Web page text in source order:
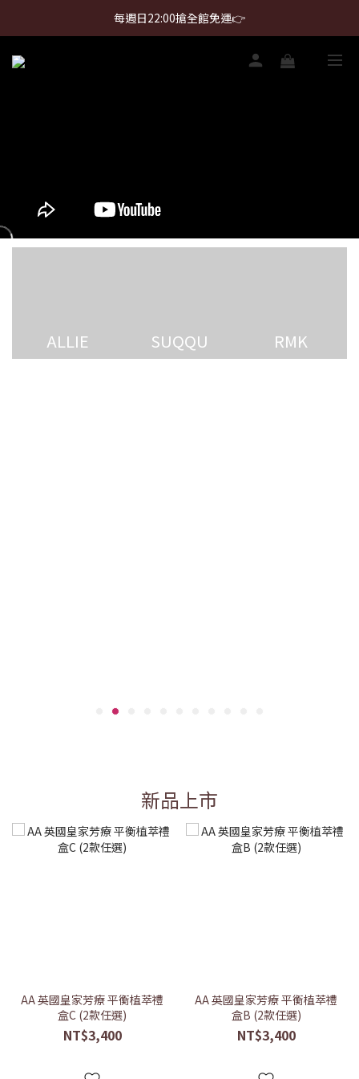
首購免運 $499 起 ＋ 加 LINE 領 $300 折價券 ➤
每週日22:00搶全館免運👉
首購免運 $499 起 ＋ 加 LINE 領 $300 折價券 ➤
ALLIE SUQQU RMK
新品上市
AA 英國皇家芳療 平衡植萃禮
盒C (2款任選)
NT$3,400
AA 英國皇家芳療 平衡植萃禮
盒B (2款任選)
NT$3,400